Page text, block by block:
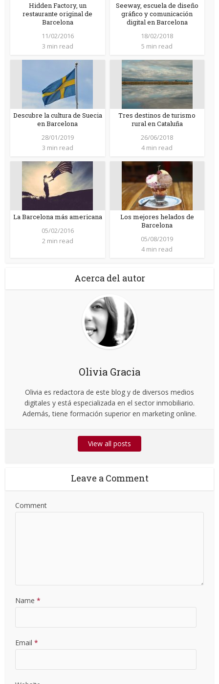
Hidden Factory, un
restaurante original de
Barcelona
11/02/2016
3 min read
Seeway, escuela de diseño
gráfico y comunicación
digital en Barcelona
18/02/2018
5 min read
Descubre la cultura de Suecia
en Barcelona
28/01/2019
3 min read
Tres destinos de turismo
rural en Cataluña
26/06/2018
4 min read
La Barcelona más americana
05/02/2016
2 min read
Los mejores helados de
Barcelona
05/08/2019
4 min read
Acerca del autor
Olivia Gracia
Olivia es redactora de este blog y de diversos medios
digitales y está especializada en el sector inmobiliario.
Además, tiene formación superior en marketing online.
View all posts
Leave a Comment
Comment
Name *
Email *